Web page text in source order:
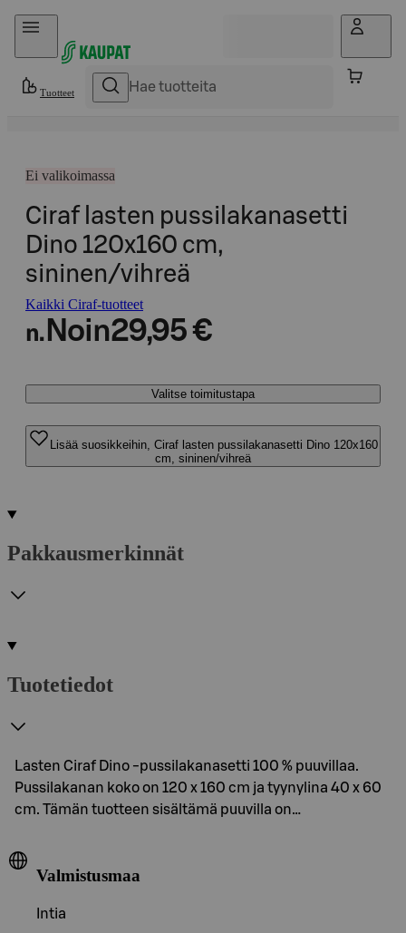
Hyppää sisältöön
Tuotteet
Ei valikoimassa
Ciraf lasten pussilakanasetti
Dino 120x160 cm,
sininen/vihreä
Kaikki Ciraf-tuotteet
n. Noin29,95 €
Valitse toimitustapa
Lisää suosikkeihin, Ciraf lasten pussilakanasetti Dino 120x160
cm, sininen/vihreä
Pakkausmerkinnät
Tuotetiedot
Lasten Ciraf Dino -pussilakanasetti 100 % puuvillaa.
Pussilakanan koko on 120 x 160 cm ja tyynylina 40 x 60
cm. Tämän tuotteen sisältämä puuvilla on…
Valmistusmaa
Intia